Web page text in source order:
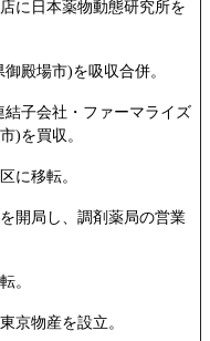
に日本薬物動態研究所を
殿場市)を吸収合併。
子会社・ファーマライズ
)を買収。
に移転。
開局し、調剤薬局の営業
。
京物産を設立。